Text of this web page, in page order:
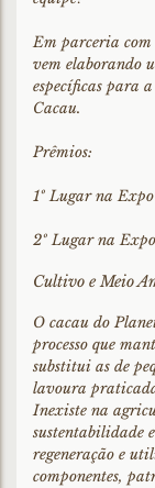
Em parceria
vem elaborando
específicas para
Cacau.
Prêmios:
1º Lugar na
2º Lugar na
Cultivo e Meio
O cacau do
processo que
substitui as de
lavoura
Inexiste na
sustentabilidade
regeneração e
componentes,